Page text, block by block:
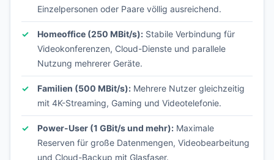
Einzelpersonen oder Paare völlig ausreichend.
Homeoffice (250 MBit/s): Stabile Verbindung für
Videokonferenzen, Cloud-Dienste und parallele
Nutzung mehrerer Geräte.
Familien (500 MBit/s): Mehrere Nutzer gleichzeitig
mit 4K-Streaming, Gaming und Videotelefonie.
Power-User (1 GBit/s und mehr): Maximale
Reserven für große Datenmengen, Videobearbeitung
und Cloud-Backup mit Glasfaser.